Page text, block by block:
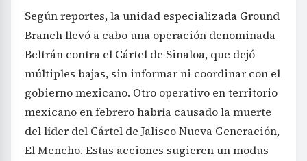
Según reportes, la unidad especializada Ground
Branch llevó a cabo una operación denominada
Beltrán contra el Cártel de Sinaloa, que dejó
múltiples bajas, sin informar ni coordinar con el
gobierno mexicano. Otro operativo en territorio
mexicano en febrero habría causado la muerte
del líder del Cártel de Jalisco Nueva Generación,
El Mencho. Estas acciones sugieren un modus